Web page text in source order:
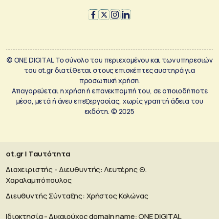
© ONE DIGITAL Το σύνολο του περιεχομένου και των υπηρεσιών
του ot.gr διατίθεται στους επισκέπτες αυστηρά για
προσωπική χρήση.
Απαγορεύεται η χρήση ή επανεκπομπή του, σε οποιοδήποτε
μέσο, μετά ή άνευ επεξεργασίας, χωρίς γραπτή άδεια του
εκδότη. © 2025
ot.gr | Ταυτότητα
Διαχειριστής - Διευθυντής: Λευτέρης Θ.
Χαραλαμπόπουλος
Διευθυντής Σύνταξης: Χρήστος Κολώνας
Ιδιοκτησία - Δικαιούχος domain name: ΟΝΕ DIGITAL